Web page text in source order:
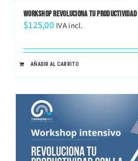
WORKSHOP REVOLUCIONA TU
$125,00 IVA incl.
AÑADIR AL CARRITO